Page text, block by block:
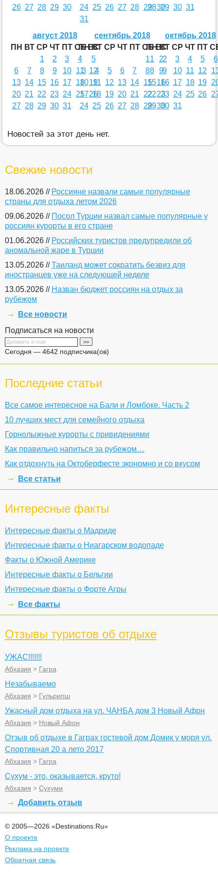
26 27 28 29 30
24 25 26 27 28 29 30
31
28 29 30 31
август 2018
ПН ВТ СР ЧТ ПТ СБ ВС
1
2 3 4
5
6
7 8 9 10 11
12
13 14 15 16 17 18
19
20 21 22 23 24 25
26
27 28 29 30 31
сентябрь 2018
ПН ВТ СР ЧТ ПТ СБ ВС
1
2
3
4 5 6 7 8
9
10 11 12 13 14 15
16
17 18 19 20 21 22
23
24 25 26 27 28 29 30
октябрь 2018
ПН ВТ СР ЧТ ПТ
1
2 3 4 5
6
8
9 10 11 12
15 16 17 18 19
22 23 24 25 26
29 30 31
Новостей за этот день нет.
Свежие новости
18.06.2026 // Россияне назвали самые популярные
страны для отдыха летом 2026
09.06.2026 // Посол Турции назвал самые популярные у
россиян курорты в его стране
01.06.2026 // Российских туристов предупредили об
аномальной жаре в Турции
13.05.2026 //Таиланд может сократить безвиз для
иностранцев уже на следующей неделе
13.05.2026 // Назван бюджет россиян на отдых за
рубежом
Все новости
Подписаться на новости
Сегодня — 4642 подписчика(ов)
Последние статьи
Все самое интересное на Бали и Ломбоке. Часть 2
10 лучших мест для семейного отдыха
Горнолыжные курорты с привидениями
Как правильно напиться за рубежом…
Как отдохнуть на Октоберфесте экономно и со вкусом
Все статьи
Интересные факты
Интересные факты о Мадриде
Интересные факты о Ниагарском водопаде
Факты о Южной Америке
Интересные факты о Бельгии
Интересные факты о Форте Агры
Все факты
Отзывы туристов об отдыхе
УЖАС!!!!!!!
Абхазия > Гагра
Незабываемо
Абхазия > Гульрипш
Ужасный дом отдыха на ул. ЧАНБА дом 3 Новый Афрн
Абхазия > Новый Афон
Отзыв об отдыхе в Гаграх гостевой дом Домик у моря ул.
Спортивная 20 а лето 2017
Абхазия > Гагра
Сухум - это, оказывается, круто!
Абхазия > Сухуми
Добавить отзыв
© 2005—2026 «Destinations.Ru»
О проекте
Реклама на проекте
Обратная связь